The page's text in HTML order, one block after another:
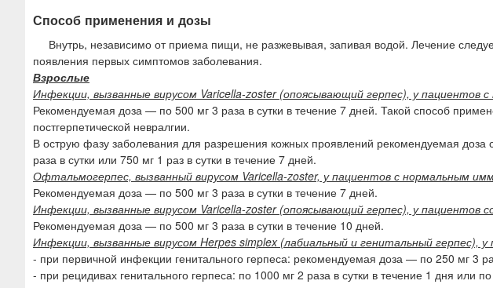
Способ применения и дозы
Внутрь, независимо от приема пищи, не разжевывая, запивая водой. Лечение
появления первых симптомов заболевания.
Взрослые
Инфекции, вызванные вирусом Varicella-zoster (опоясывающий герпес), у
Рекомендуемая доза — по 500 мг 3 раза в сутки в течение 7 дней. Такой способ
постгерпетической невралгии.
В острую фазу заболевания для разрешения кожных проявлений рекомендуемая доза
раза в сутки или 750 мг 1 раз в сутки в течение 7 дней.
Офтальмогерпес, вызванный вирусом Varicella-zoster, у пациентов с нормальным
Рекомендуемая доза — по 500 мг 3 раза в сутки в течение 7 дней.
Инфекции, вызванные вирусом Varicella-zoster (опоясывающий герпес), у
Рекомендуемая доза — по 500 мг 3 раза в сутки в течение 10 дней.
Инфекции, вызванные вирусом Herpes simplex (лабиальный и генитальный
- при первичной инфекции генитального герпеса: рекомендуемая доза — по 250 мг 3
- при рецидивах генитального герпеса: по 1000 мг 2 раза в сутки в течение 1 дня или